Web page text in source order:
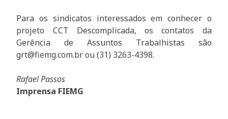
Para os sindicatos interessados em conhecer o
projeto CCT Descomplicada, os contatos da
Gerência de Assuntos Trabalhistas são
grt@fiemg.com.br ou (31) 3263-4398.
Rafael Passos
Imprensa FIEMG